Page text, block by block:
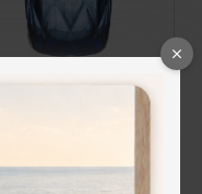
Cryspo Trio Σετ 6 Τεμαχίων Ποτήρια Νερού Σωλήνα Μπλέ 330ml 52.701.50